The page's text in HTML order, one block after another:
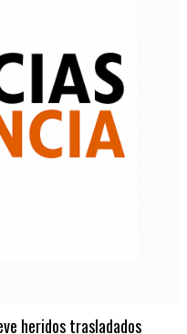
heridos trasladados